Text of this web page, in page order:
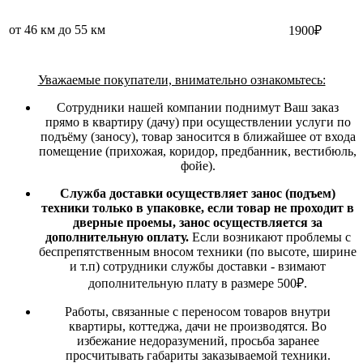
от 46 км до 55 км 1900₽
Уважаемые покупатели, внимательно ознакомьтесь:
Сотрудники нашей компании поднимут Ваш заказ
прямо в квартиру (дачу) при осуществлении услуги по
подъёму (заносу), товар заносится в ближайшее от входа
помещение (прихожая, коридор, предбанник, вестибюль,
фойе).
Служба доставки осуществляет занос (подъем)
техники только в упаковке, если товар не проходит в
дверные проемы, занос осуществляется за
дополнительную оплату. Если возникают проблемы с
беспрепятственным вносом техники (по высоте, ширине
и т.п) сотрудники службы доставки - взимают
дополнительную плату в размере 500₽.
Работы, связанные с переносом товаров внутри
квартиры, коттеджа, дачи не производятся. Во
избежание недоразумений, просьба заранее
просчитывать габариты заказываемой техники.